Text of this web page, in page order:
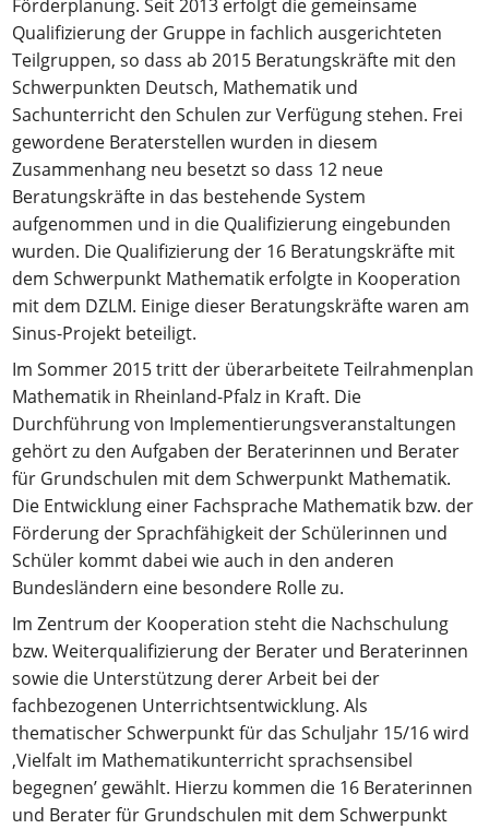
Förderplanung. Seit 2013 erfolgt die gemeinsame
Qualifizierung der Gruppe in fachlich ausgerichteten
Teilgruppen, so dass ab 2015 Beratungskräfte mit den
Schwerpunkten Deutsch, Mathematik und
Sachunterricht den Schulen zur Verfügung stehen. Frei
gewordene Beraterstellen wurden in diesem
Zusammenhang neu besetzt so dass 12 neue
Beratungskräfte in das bestehende System
aufgenommen und in die Qualifizierung eingebunden
wurden. Die Qualifizierung der 16 Beratungskräfte mit
dem Schwerpunkt Mathematik erfolgte in Kooperation
mit dem DZLM. Einige dieser Beratungskräfte waren am
Sinus-Projekt beteiligt.
Im Sommer 2015 tritt der überarbeitete Teilrahmenplan
Mathematik in Rheinland-Pfalz in Kraft. Die
Durchführung von Implementierungsveranstaltungen
gehört zu den Aufgaben der Beraterinnen und Berater
für Grundschulen mit dem Schwerpunkt Mathematik.
Die Entwicklung einer Fachsprache Mathematik bzw. der
Förderung der Sprachfähigkeit der Schülerinnen und
Schüler kommt dabei wie auch in den anderen
Bundesländern eine besondere Rolle zu.
Im Zentrum der Kooperation steht die Nachschulung
bzw. Weiterqualifizierung der Berater und Beraterinnen
sowie die Unterstützung derer Arbeit bei der
fachbezogenen Unterrichtsentwicklung. Als
thematischer Schwerpunkt für das Schuljahr 15/16 wird
‚Vielfalt im Mathematikunterricht sprachsensibel
begegnen’ gewählt. Hierzu kommen die 16 Beraterinnen
und Berater für Grundschulen mit dem Schwerpunkt